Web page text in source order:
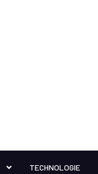
TECHNOLOGIE